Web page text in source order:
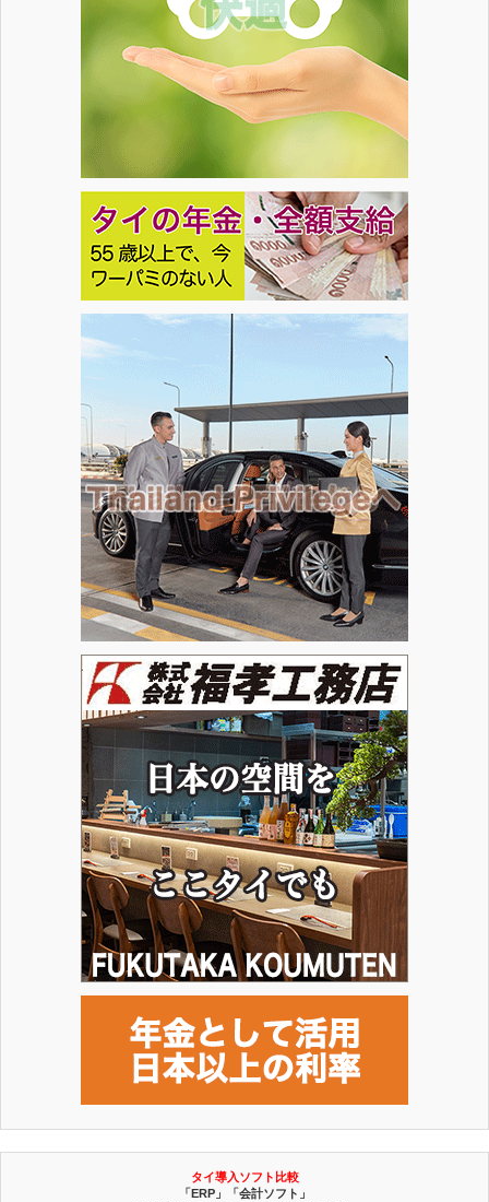
タイ導入ソフト比較
「ERP」「会計ソフト」